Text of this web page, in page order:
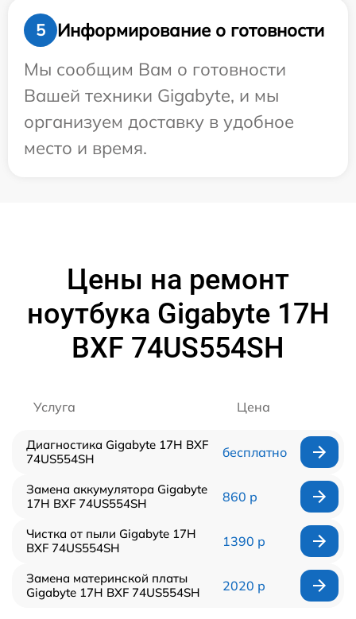
5
Информирование о готовности
Мы сообщим Вам о готовности
Вашей техники Gigabyte, и мы
организуем доставку в удобное
место и время.
Цены на ремонт
ноутбука Gigabyte 17H
BXF 74US554SH
Услуга Цена
Диагностика Gigabyte 17H BXF
74US554SH
бесплатно
Замена аккумулятора Gigabyte
17H BXF 74US554SH
860 р
Чистка от пыли Gigabyte 17H
BXF 74US554SH
1390 р
Замена материнской платы
Gigabyte 17H BXF 74US554SH
2020 р